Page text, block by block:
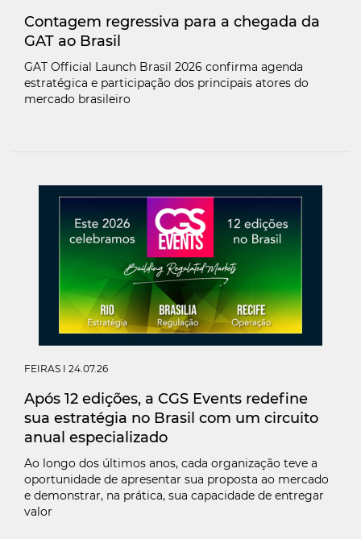
Contagem regressiva para a chegada da
GAT ao Brasil
GAT Official Launch Brasil 2026 confirma agenda
estratégica e participação dos principais atores do
mercado brasileiro
FEIRAS I 24.07.26
Após 12 edições, a CGS Events redefine
sua estratégia no Brasil com um circuito
anual especializado
Ao longo dos últimos anos, cada organização teve a
oportunidade de apresentar sua proposta ao mercado
e demonstrar, na prática, sua capacidade de entregar
valor